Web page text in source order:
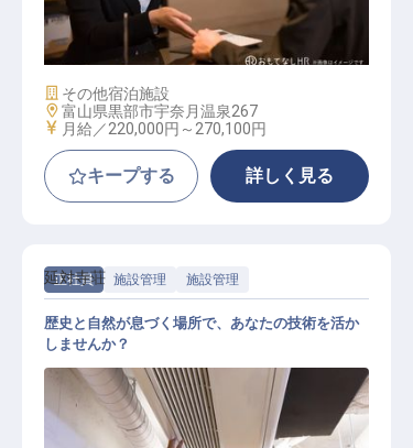
サービススタッフ / 正社員
施設業態
その他宿泊施設
勤務地
富山県黒部市宇奈月温泉267
給与
月給／220,000円～ 270,100円
キープする 詳しく見る
正社員 施設管理 施設管理
延対寺荘
歴史と自然が息づく場所で、あなたの技術を活か
しませんか？